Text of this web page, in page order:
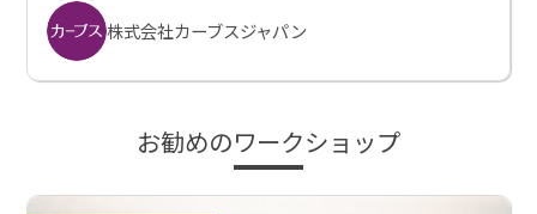
株式会社カーブスジャパン
お勧めのワークショップ